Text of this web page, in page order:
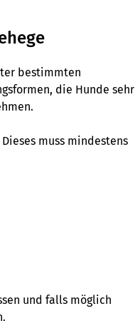
bestimmten
die Hunde sehr
muss mindestens
und falls möglich